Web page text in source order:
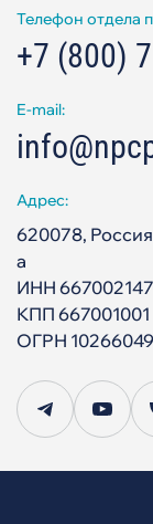
Телефон отдела
+7 (800)
E-mail:
Адрес:
620078,
а
ИНН
КПП 667001001
ОГРН